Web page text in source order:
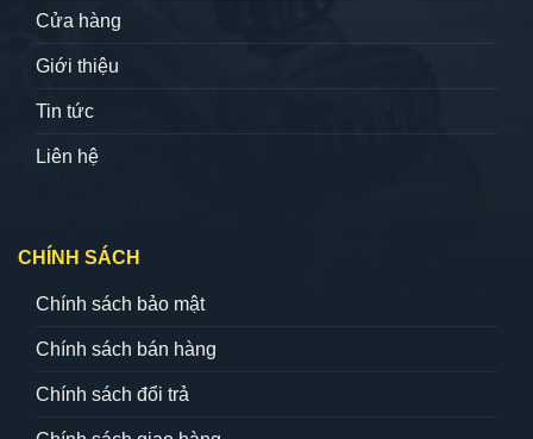
Cửa hàng
Giới thiệu
Tin tức
Liên hệ
CHÍNH SÁCH
Chính sách bảo mật
Chính sách bán hàng
Chính sách đổi trả